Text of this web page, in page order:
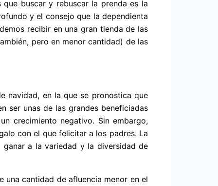
buscar y rebuscar la prenda es la
y el consejo que la dependienta
recibir en una gran tienda de las
pero en menor cantidad) de las
navidad, en la que se pronostica que
ser unas de las grandes beneficiadas
crecimiento negativo. Sin embargo,
con el que felicitar a los padres. La
a la variedad y la diversidad de
una cantidad de afluencia menor en el